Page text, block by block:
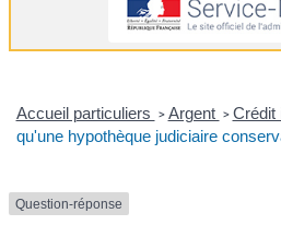
Accueil particuliers > Argent > Crédit
qu'une hypothèque judiciaire
Question-réponse